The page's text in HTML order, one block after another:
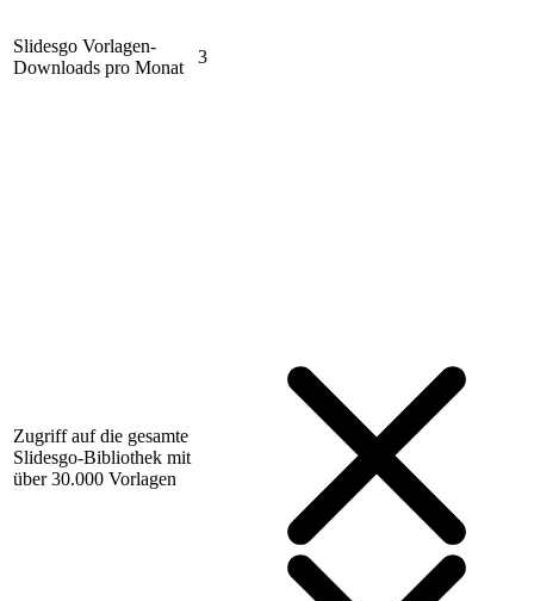
Slidesgo Vorlagen-
Downloads pro Monat
3
Zugriff auf die gesamte
Slidesgo-Bibliothek mit
über 30.000 Vorlagen